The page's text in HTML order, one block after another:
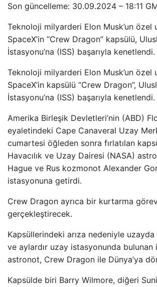
Son güncelleme: 30.09.2024 – 18:11
Teknoloji milyarderi Elon Musk’un özel
SpaceX’in “Crew Dragon” kapsülü,
İstasyonu’na (ISS) başarıyla kenetlendi.
Teknoloji milyarderi Elon Musk’un özel
SpaceX’in kapsülü “Crew Dragon”,
İstasyonu’na (ISS) başarıyla kenetlendi.
Amerika Birleşik Devletleri’nin (ABD)
eyaletindeki Cape Canaveral Uzay
cumartesi öğleden sonra fırlatılan
Havacılık ve Uzay Dairesi (NASA)
Hague ve Rus kozmonot Alexander
istasyonuna getirdi.
Crew Dragon ayrıca bir kurtarma
gerçekleştirecek.
Kapsüllerindeki arıza nedeniyle
ve aylardır uzay istasyonunda bulunan
astronot, Crew Dragon ile Dünya’ya
Kapsülde biri Barry Wilmore, diğeri